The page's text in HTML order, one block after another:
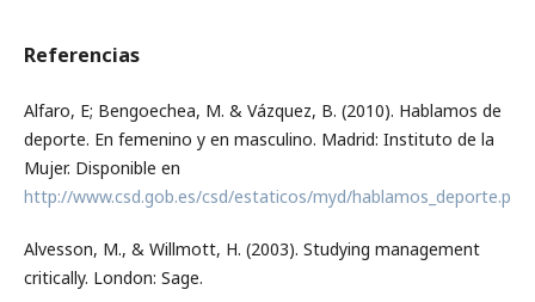
Referencias
Alfaro, E; Bengoechea, M. & Vázquez, B. (2010). Hablamos de
deporte. En femenino y en masculino. Madrid: Instituto de la
Mujer. Disponible en
http://www.csd.gob.es/csd/estaticos/myd/hablamos_deporte.pdf
Alvesson, M., & Willmott, H. (2003). Studying management
critically. London: Sage.